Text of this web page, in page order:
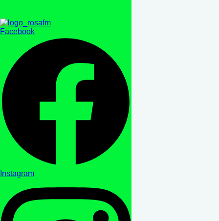
Facebook
Instagram